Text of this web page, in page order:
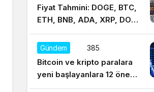
Fiyat Tahmini: DOGE, BTC,
ETH, BNB, ADA, XRP, DOT,
UNI, SOL, LTC
Gündem 385
Bitcoin ve kripto paralara
yeni başlayanlara 12 önemli
tavsiye